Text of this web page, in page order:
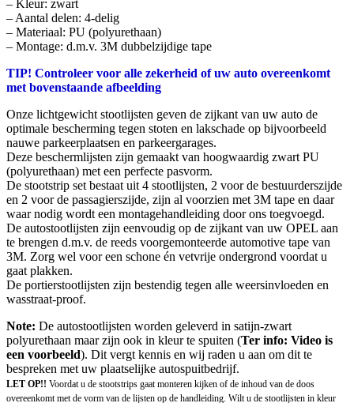
– Kleur: zwart
– Aantal delen: 4-delig
– Materiaal: PU (polyurethaan)
– Montage: d.m.v. 3M dubbelzijdige tape
TIP! Controleer voor alle zekerheid of uw auto overeenkomt
met bovenstaande afbeelding
Onze lichtgewicht stootlijsten geven de zijkant van uw auto de
optimale bescherming tegen stoten en lakschade op bijvoorbeeld
nauwe parkeerplaatsen en parkeergarages.
Deze beschermlijsten zijn gemaakt van hoogwaardig zwart PU
(polyurethaan) met een perfecte pasvorm.
De stootstrip set bestaat uit 4 stootlijsten, 2 voor de bestuurderszijde
en 2 voor de passagierszijde, zijn al voorzien met 3M tape en daar
waar nodig wordt een montagehandleiding door ons toegvoegd.
De autostootlijsten zijn eenvoudig op de zijkant van uw OPEL aan
te brengen d.m.v. de reeds voorgemonteerde automotive tape van
3M. Zorg wel voor een schone én vetvrije ondergrond voordat u
gaat plakken.
De portierstootlijsten zijn bestendig tegen alle weersinvloeden en
wasstraat-proof.
Note: De autostootlijsten worden geleverd in satijn-zwart
polyurethaan maar zijn ook in kleur te spuiten (Ter info: Video is
een voorbeeld). Dit vergt kennis en wij raden u aan om dit te
bespreken met uw plaatselijke autospuitbedrijf.
LET OP!! Voordat u de stootstrips gaat monteren kijken of de inhoud van de doos
overeenkomt met de vorm van de lijsten op de handleiding. Wilt u de stootlijsten in kleur